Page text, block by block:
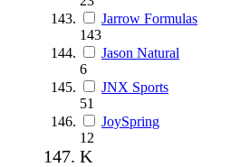
Jarrow Formulas
143
Jason Natural
6
JNX Sports
51
JoySpring
12
K